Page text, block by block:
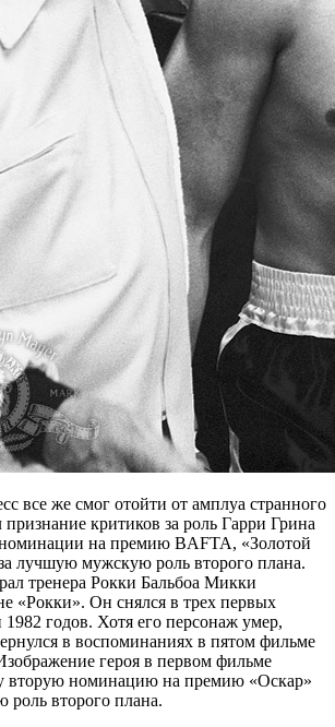
все же смог отойти от амплуа странного
критиков за роль Гарри Грина
на премию BAFTA, «Золотой
лучшую мужскую роль второго плана.
тренера Рокки Бальбоа Микки
«Рокки». Он снялся в трех первых
1982 годов. Хотя его персонаж умер,
в воспоминаниях в пятом фильме
героя в первом фильме
вторую номинацию на премию «Оскар»
второго плана.